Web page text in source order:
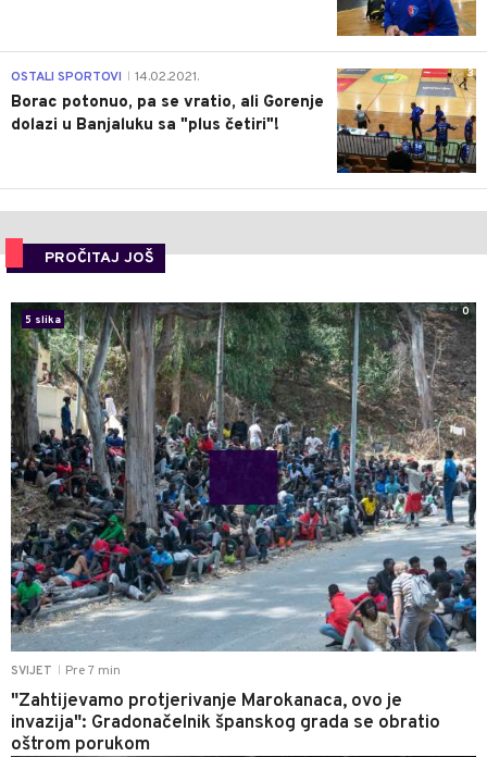
3
OSTALI SPORTOVI 14.02.2021.
Borac potonuo, pa se vratio, ali Gorenje
dolazi u Banjaluku sa "plus četiri"!
PROČITAJ JOŠ
SVIJET Pre 7 min
"Zahtijevamo protjerivanje Marokanaca, ovo je
invazija": Gradonačelnik španskog grada se obratio
oštrom porukom
5 slika
0